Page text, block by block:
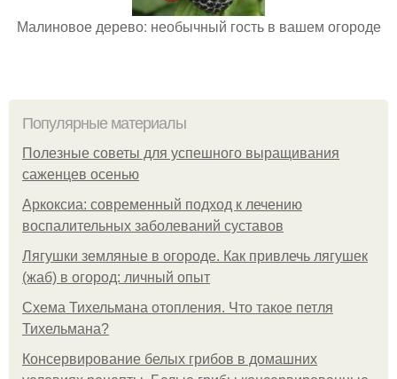
Малиновое дерево: необычный гость в вашем огороде
Популярные материалы
Полезные советы для успешного выращивания
саженцев осенью
Аркоксиа: современный подход к лечению
воспалительных заболеваний суставов
Лягушки земляные в огороде. Как привлечь лягушек
(жаб) в огород: личный опыт
Схема Тихельмана отопления. Что такое петля
Тихельмана?
Консервирование белых грибов в домашних